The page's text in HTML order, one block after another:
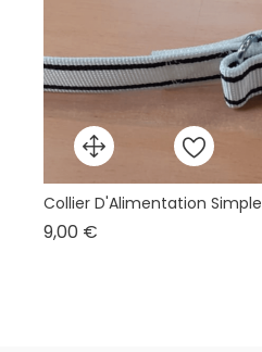
Collier D'Alimentation Simple
9,00 €